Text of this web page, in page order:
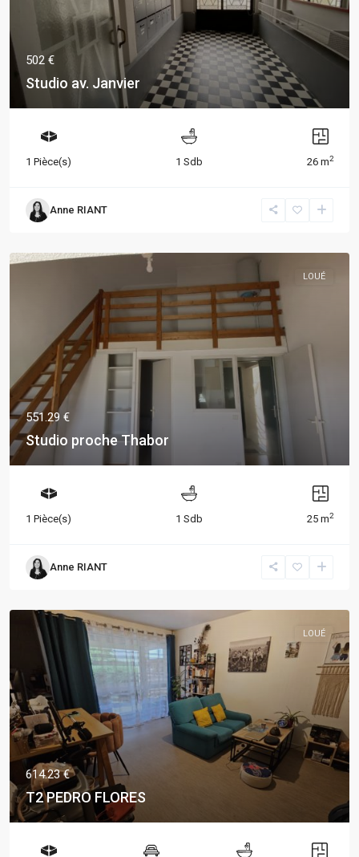
502 €
Studio av. Janvier
1 Pièce(s) 1 Sdb 26 m2
Anne RIANT
LOUÉ
551.29 €
Studio proche Thabor
1 Pièce(s) 1 Sdb 25 m2
Anne RIANT
LOUÉ
614.23 €
T2 PEDRO FLORES